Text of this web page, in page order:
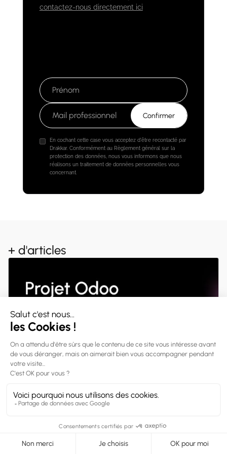
contactez-nous directement ici
En cochant cette case vous acceptez d'être recontacté par
Drakkar. Conformément au Règlement général sur la
protection des données, nous vous informons que nous
réalisons un traitement de données personnelles vous
concernant.
+ d'articles
07 Août 2026
complet (accès, code, migration, responsabilités)